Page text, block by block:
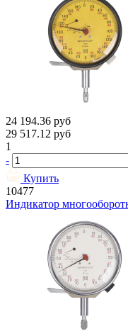
24 194.36 руб
29 517.12 руб
1
-
Купить
10477
Индикатор